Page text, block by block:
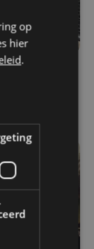
wachtrij
op
hier
.